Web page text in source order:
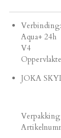
Aqua+ 24h
V4
JOKA
Verpakking